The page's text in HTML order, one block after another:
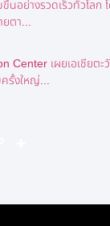
นอย่างรวดเร็วทั่วโลก
ตา...
Center เผยเอเชียตะ
รั้งใหญ่...